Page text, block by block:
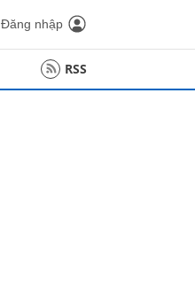
Đăng nhập
RSS